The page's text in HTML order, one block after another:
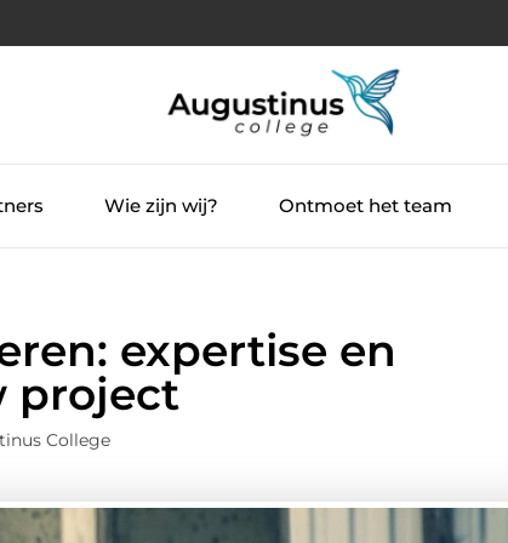
Wie zijn wij? Ontmoet het team
expertise en
project
College